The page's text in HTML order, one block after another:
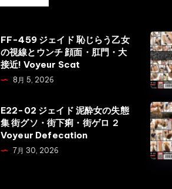
FF-459 ジェイド 恥じらう乙女
の視線とウンチ 顔面・肛門・大
接近! Voyeur Scat
8月 5, 2026
FF-
461
ジ
ェ
イ
ド
同
僚
E22-02 ジェイド 泥酔女の失態
集 街グソ・街下痢・街ゲロ ２
Voyeur Defecation
7月 30, 2026
SR-
051
ジ
ェ